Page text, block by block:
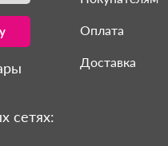
сетях:
Оплата
Доставка